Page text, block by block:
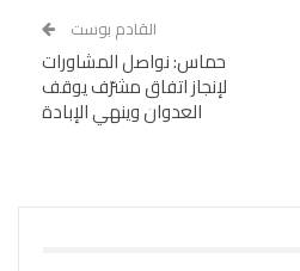
القادم بوست
حماس: نواصل المشاورات
لإنجاز اتفاق مشرّف يوقف
العدوان وينهي الإبادة